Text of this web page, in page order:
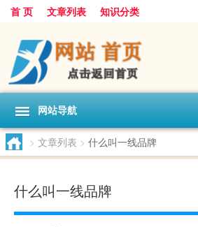
首 页 文章列表 知识分类
网站导航
> 文章列表 > 什么叫一线品牌
什么叫一线品牌